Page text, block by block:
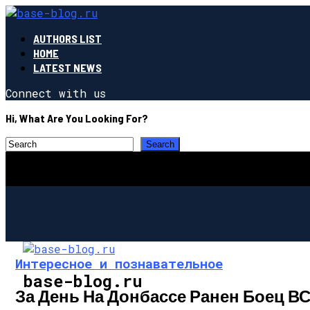
AUTHORS LIST
HOME
LATEST NEWS
Connect with us
Hi, What Are You Looking For?
base-blog.ru
Интересное и познавательное
За День На Донбассе Ранен Боец